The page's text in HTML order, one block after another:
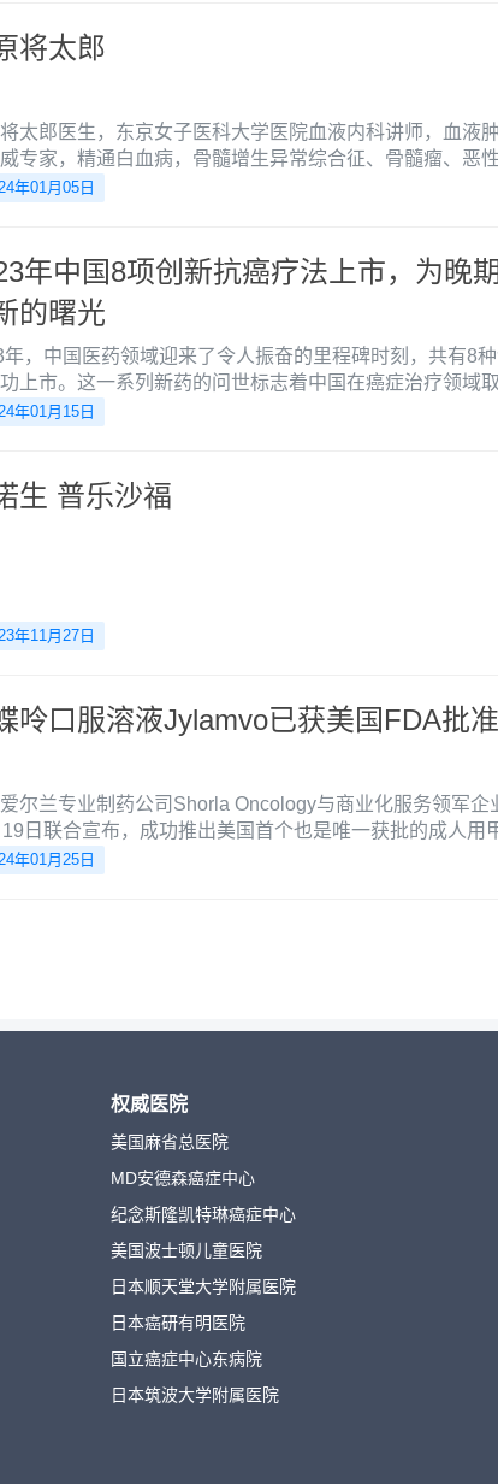
。
将太郎
太郎医生，东京女子医科大学医院血液内科讲师，血液
专家，精通白血病，骨髓增生异常综合征、骨髓瘤、恶
统恶性疾病。
年01月05日
年中国8项创新抗癌疗法上市，为晚
的曙光
年，中国医药领域迎来了令人振奋的里程碑时刻，共有8
上市。这一系列新药的问世标志着中国在癌症治疗领域
为数以千计的晚期患者提供了新的治疗选择。这些创新疗
积极力量。
年01月15日
生 普乐沙福
年11月27日
呤口服溶液Jylamvo已获美国FDA批
尔兰专业制药公司Shorla Oncology与商业化服务领军企
日联合宣布，成功推出美国首个也是唯一获批的成人用
——Jylamvo。这款药物被批准用于多种适应症，包括：作
年01月25日
权威医院
美国麻省总医院
MD安德森癌症中心
纪念斯隆凯特琳癌症中心
美国波士顿儿童医院
日本顺天堂大学附属医院
日本癌研有明医院
国立癌症中心东病院
日本筑波大学附属医院